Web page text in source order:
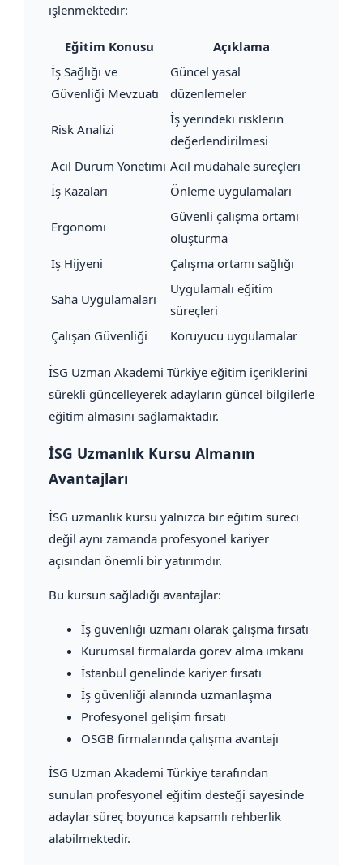
işlenmektedir:
Eğitim Konusu
Açıklama
İş Sağlığı ve
Güvenliği Mevzuatı
Güncel yasal
düzenlemeler
Risk Analizi
İş yerindeki risklerin
değerlendirilmesi
Acil Durum Yönetimi Acil müdahale süreçleri
İş Kazaları
Önleme uygulamaları
Ergonomi
Güvenli çalışma ortamı
oluşturma
İş Hijyeni
Çalışma ortamı sağlığı
Saha Uygulamaları
Uygulamalı eğitim
süreçleri
Çalışan Güvenliği
Koruyucu uygulamalar
İSG Uzman Akademi Türkiye eğitim içeriklerini
sürekli güncelleyerek adayların güncel bilgilerle
eğitim almasını sağlamaktadır.
İSG Uzmanlık Kursu Almanın
Avantajları
İSG uzmanlık kursu yalnızca bir eğitim süreci
değil aynı zamanda profesyonel kariyer
açısından önemli bir yatırımdır.
Bu kursun sağladığı avantajlar:
İş güvenliği uzmanı olarak çalışma fırsatı
Kurumsal firmalarda görev alma imkanı
İstanbul genelinde kariyer fırsatı
İş güvenliği alanında uzmanlaşma
Profesyonel gelişim fırsatı
OSGB firmalarında çalışma avantajı
İSG Uzman Akademi Türkiye tarafından
sunulan profesyonel eğitim desteği sayesinde
adaylar süreç boyunca kapsamlı rehberlik
alabilmektedir.